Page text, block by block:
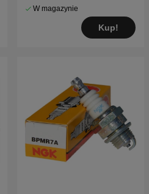
W magazynie
Kup!